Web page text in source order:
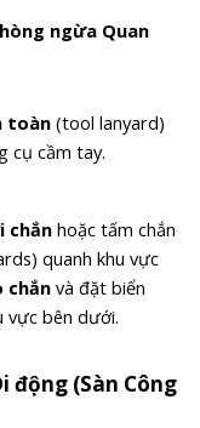
ngừa Quan
toàn(tool lanyard)
cụ cầm tay.
chắn hoặc tấm chắn
quanh khu vực
chắnvà đặt biển
vực bên dưới.
động (Sàn Công